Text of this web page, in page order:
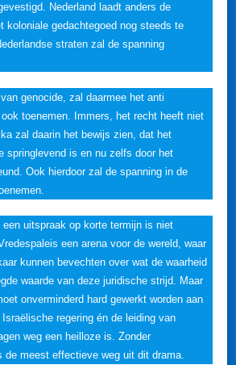
Nederland laadt anders de
koloniale gedachtegoed nog steeds te
straten zal de spanning
genocide, zal daarmee het anti
toenemen. Immers, het recht heeft niet
zal daarin het bewijs zien, dat het
springlevend is en nu zelfs door het
Ook hierdoor zal de spanning in de
uitspraak op korte termijn is niet
een arena voor de wereld, waar
kunnen bevechten over wat de waarheid
waarde van deze juridische strijd. Maar
onverminderd hard gewerkt worden aan
regering én de leiding van
weg een heilloze is. Zonder
de meest effectieve weg uit dit drama.